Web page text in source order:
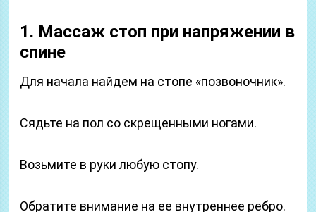
1. Массаж стоп при напряжении в
спине
Для начала найдем на стопе «позвоночник».
Сядьте на пол со скрещенными ногами.
Возьмите в руки любую стопу.
Обратите внимание на ее внутреннее ребро.